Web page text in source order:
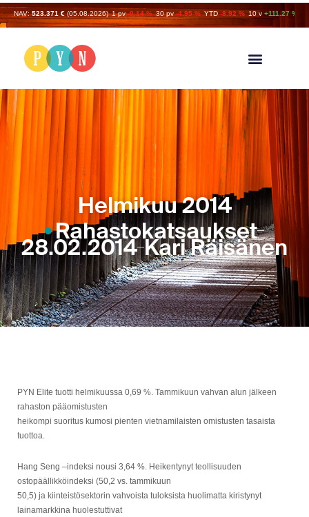
NAV: 523.371 € (05.08.2026) 1 pv -0.14 % 30 pv -4.95 % YTD -8.92 % 10 v +111.27 %
Helmikuu 2014
Rahastokatsaukset
28.02.2014 Kari Räisänen
PYN Elite tuotti helmikuussa 0,69 %. Tammikuun vahvan alun jälkeen
rahaston pääomistusten
heikompi suoritus kumosi pienten vietnamilaisten omistusten tasaista
tuottoa.
Hang Seng –indeksi nousi 3,64 %. Heikentynyt teollisuuden
ostopäällikköindeksi (50,2 vs. tammikuun
50,5) ja kiinteistösektorin vahvoista tuloksista huolimatta kiristynyt
lainamarkkina huolestuttivat